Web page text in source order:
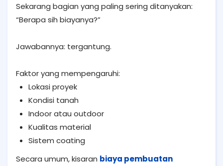
Sekarang bagian yang paling sering ditanyakan:
“Berapa sih biayanya?”
Jawabannya: tergantung.
Faktor yang mempengaruhi:
Lokasi proyek
Kondisi tanah
Indoor atau outdoor
Kualitas material
Sistem coating
Secara umum, kisaran biaya pembuatan